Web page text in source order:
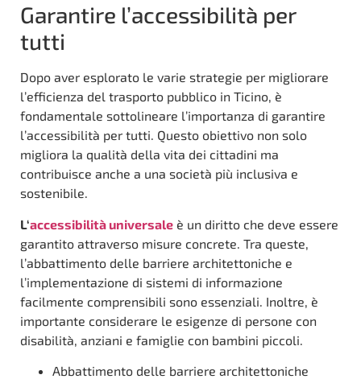
Garantire l’accessibilità per
tutti
Dopo aver esplorato le varie strategie per migliorare
l’efficienza del trasporto pubblico in Ticino, è
fondamentale sottolineare l’importanza di garantire
l’accessibilità per tutti. Questo obiettivo non solo
migliora la qualità della vita dei cittadini ma
contribuisce anche a una società più inclusiva e
sostenibile.
L‘accessibilità universale è un diritto che deve essere
garantito attraverso misure concrete. Tra queste,
l’abbattimento delle barriere architettoniche e
l’implementazione di sistemi di informazione
facilmente comprensibili sono essenziali. Inoltre, è
importante considerare le esigenze di persone con
disabilità, anziani e famiglie con bambini piccoli.
Abbattimento delle barriere architettoniche